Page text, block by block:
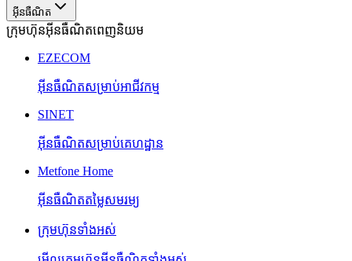
អ៊ីនធឺណិត
ក្រុមហ៊ុនអ៊ីនធឺណិតពេញនិយម
EZECOM
អ៊ីនធឺណិតសម្រាប់អាជីវកម្ម
SINET
អ៊ីនធឺណិតសម្រាប់គេហដ្ឋាន
Metfone Home
អ៊ីនធឺណិតតម្លៃសមរម្យ
ក្រុមហ៊ុនទាំងអស់